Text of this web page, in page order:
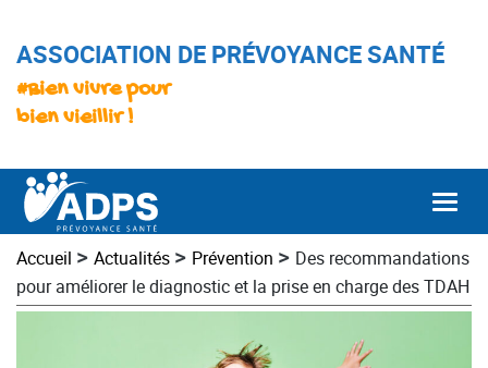
ASSOCIATION DE PRÉVOYANCE SANTÉ
#Bien vivre pour
bien vieillir !
Accueil > Actualités > Prévention > Des recommandations
pour améliorer le diagnostic et la prise en charge des TDAH